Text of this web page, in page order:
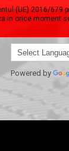
pe
Powered by
(UE) 2016/679
in orice moment